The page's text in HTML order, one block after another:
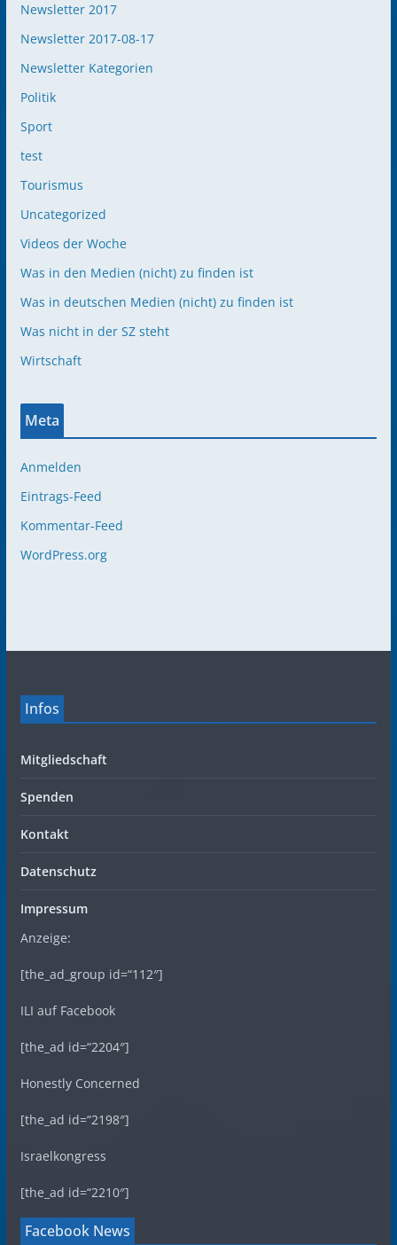
Newsletter 2017
Newsletter 2017-08-17
Newsletter Kategorien
Politik
Sport
test
Tourismus
Uncategorized
Videos der Woche
Was in den Medien (nicht) zu finden ist
Was in deutschen Medien (nicht) zu finden ist
Was nicht in der SZ steht
Wirtschaft
Meta
Anmelden
Eintrags-Feed
Kommentar-Feed
WordPress.org
Infos
Mitgliedschaft
Spenden
Kontakt
Datenschutz
Impressum
Anzeige:
[the_ad_group id=“112″]
ILI auf Facebook
[the_ad id=“2204″]
Honestly Concerned
[the_ad id=“2198″]
Israelkongress
[the_ad id=“2210″]
Facebook News